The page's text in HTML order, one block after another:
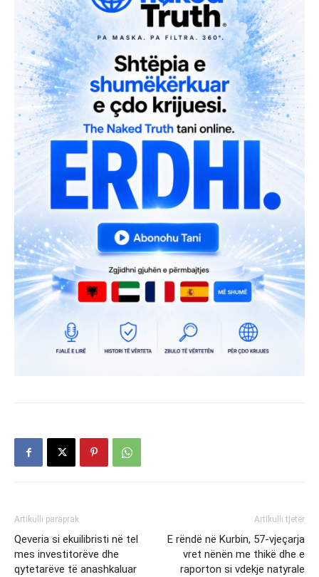
Artikulli paraprak
Qeveria si ekuilibristi në tel
mes investitorëve dhe
qytetarëve të anashkaluar
Artikulli tjetër
E rëndë në Kurbin, 57-vjeçarja
vret nënën me thikë dhe e
raporton si vdekje natyrale